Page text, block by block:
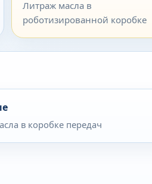
Литраж масла в
роботизированной коробке
в коробке передач